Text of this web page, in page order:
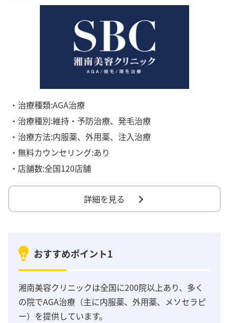
・治療種類:AGA治療
・治療種別:維持・予防治療、発毛治療
・治療方法:内服薬、外用薬、注入治療
・無料カウンセリング:あり
・店舗数:全国120店舗
詳細を見る
おすすめポイント1
湘南美容クリニックは全国に200院以上あり、多く
の院でAGA治療（主に内服薬、外用薬、メソセラピ
ー）を提供しています。